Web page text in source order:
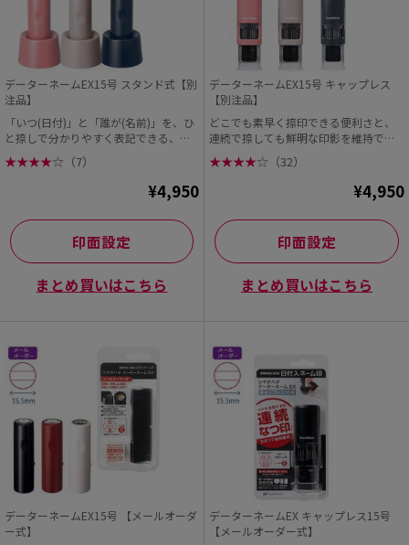
データーネームEX15号 スタンド式【別
注品】
「いつ(日付)」と「誰が(名前)」を、ひ
と捺しで分かりやすく表記できる、シ
ヤチハタの「デ...
★★★★☆ （7）
¥4,950
印面設定
まとめ買いはこちら
データーネームEX15号 キャップレス
【別注品】
どこでも素早く捺印できる便利さと、
連続で捺しても鮮明な印影を維持でき
る機能性が大人気です。
★★★★☆ （32）
¥4,950
印面設定
まとめ買いはこちら
データーネームEX15号 【メールオーダ
ー式】
データーネームEX キャップレス15号
【メールオーダー式】